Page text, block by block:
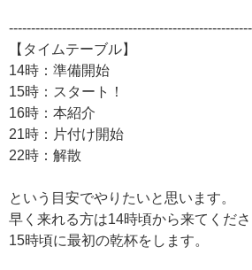
【タイムテーブル】
14時：準備開始
15時：スタート！
16時：本紹介
21時：片付け開始
22時：解散
という目安でやりたいと思います。
早く来れる方は14時頃から来てくださ
15時頃に最初の乾杯をします。